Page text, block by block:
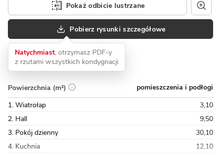
Pokaż odbicie lustrzane
Pobierz rysunki szczegółowe
Natychmiast, otrzymasz PDF-y
z rzutami wszystkich kondygnacji
Powierzchnia (m²)
pomieszczenia i podłogi
1. Wiatrołap
3,10
2. Hall
9,50
3. Pokój dzienny
30,10
4. Kuchnia
12,10